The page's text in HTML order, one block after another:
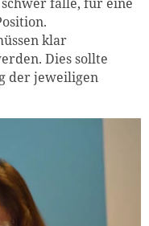
klar
Dies sollte
der jeweiligen